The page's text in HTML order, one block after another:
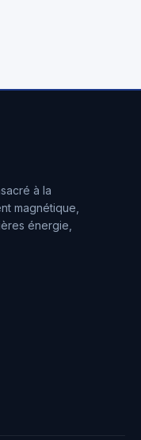
à la
magnétique,
énergie,